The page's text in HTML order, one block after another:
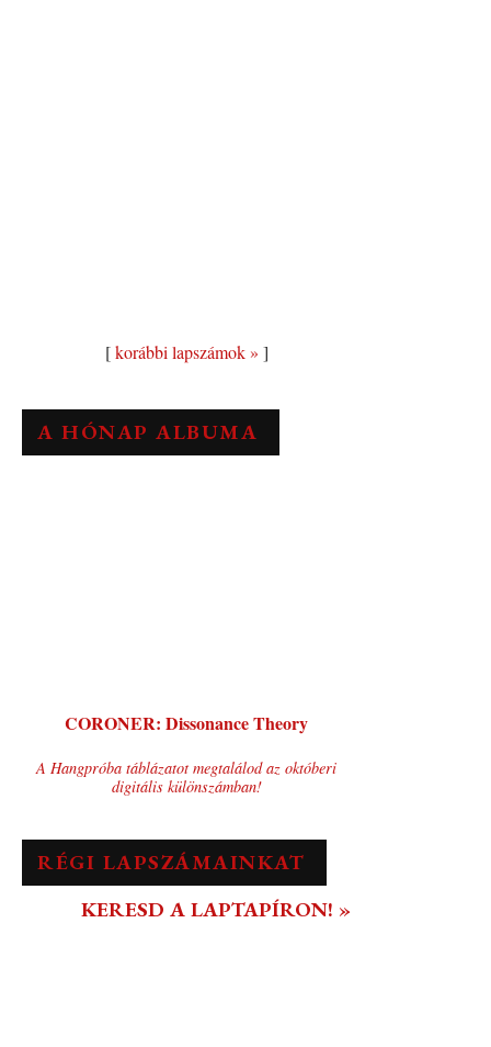
[korábbi lapszámok » ]
A HÓNAP ALBUMA
CORONER: Dissonance Theory
A Hangpróba táblázatot megtalálod az októberi
digitális különszámban!
RÉGI LAPSZÁMAINKAT
KERESD A LAPTAPÍRON! »